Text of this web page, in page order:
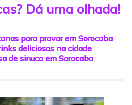
Dá uma olhada!
para provar em Sorocaba
deliciosos na cidade
de sinuca em Sorocaba